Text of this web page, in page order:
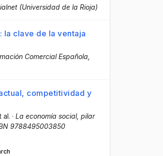
(Universidad de la Rioja)
la clave de la ventaja
Comercial Española,
competitividad y
al. · La economía social, pilar
9788495003850